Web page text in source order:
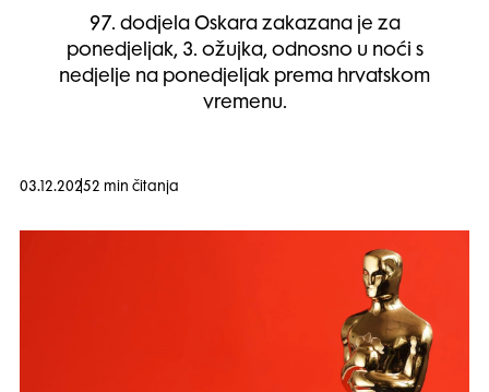
97. dodjela Oskara zakazana je za
ponedjeljak, 3. ožujka, odnosno u noći s
nedjelje na ponedjeljak prema hrvatskom
vremenu.
03.12.20252 min čitanja